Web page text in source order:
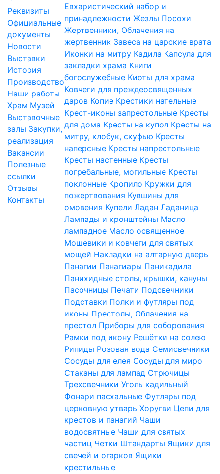
Реквизиты
Официальные
документы
Новости
Выставки
История
Производство
Наши работы
Храм Музей
Выставочные
залы Закупки,
реализация
Вакансии
Полезные
ссылки
Отзывы
Контакты
Евхаристический набор и
принадлежности Жезлы Посохи
Жертвенники, Облачения на
жертвенник Завеса на царские врата
Иконки на митру Кадила Капсула для
закладки храма Книги
богослужебные Киоты для храма
Ковчеги для преждеосвященных
даров Копие Крестики нательные
Крест-иконы запрестольные Кресты
для дома Кресты на купол Кресты на
митру, клобук, скуфью Кресты
наперсные Кресты напрестольные
Кресты настенные Кресты
погребальные, могильные Кресты
поклонные Кропило Кружки для
пожертвования Кувшины для
омовения Купели Ладан Ладаница
Лампады и кронштейны Масло
лампадное Масло освященное
Мощевики и ковчеги для святых
мощей Накладки на алтарную дверь
Панагии Панагиары Паникадила
Панихидные столы, крышки, кануны
Пасочницы Печати Подсвечники
Подставки Полки и футляры под
иконы Престолы, Облачения на
престол Приборы для соборования
Рамки под икону Решётки на солею
Рипиды Розовая вода Семисвечники
Сосуды для елея Сосуды для миро
Стаканы для лампад Стрючицы
Трехсвечники Уголь кадильный
Фонари пасхальные Футляры под
церковную утварь Хоругви Цепи для
крестов и панагий Чаши
водосвятные Чаши для святых
частиц Четки Штандарты Ящики для
свечей и огарков Ящики
крестильные